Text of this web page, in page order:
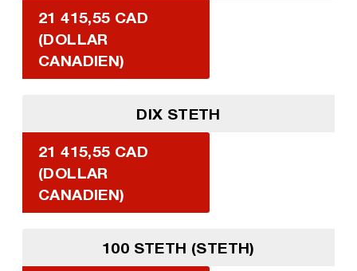
21 415,55 CAD
(DOLLAR
CANADIEN)
DIX STETH
21 415,55 CAD
(DOLLAR
CANADIEN)
100 STETH (STETH)